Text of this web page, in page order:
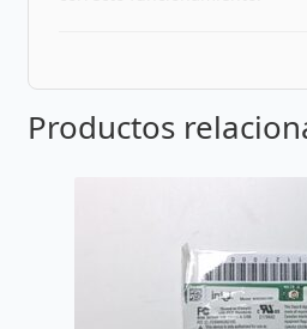
Productos